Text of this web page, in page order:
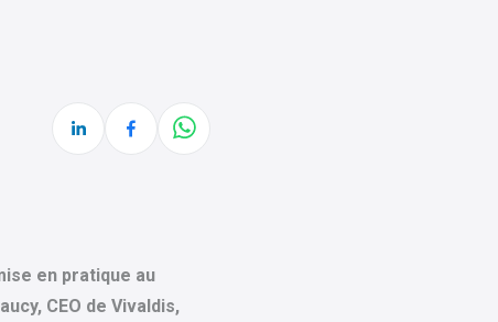
en pratique au
CEO de Vivaldis,